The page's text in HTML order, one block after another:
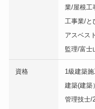
業/屋根工
工事業/と
アスベス
監理/富士
資格
1級建築
建築(建築
管理技士/